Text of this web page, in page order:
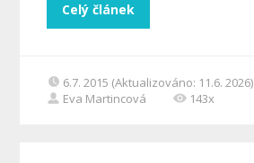
Celý článek
6.7. 2015 (Aktualizováno: 11.6. 2026)
Eva Martincová
143x